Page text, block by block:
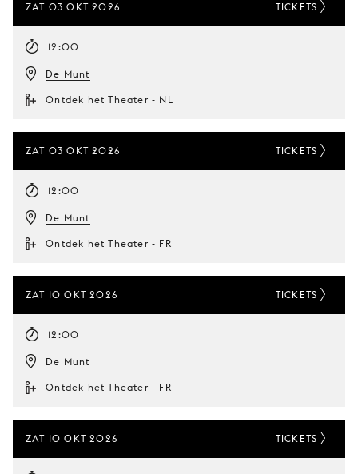
ZAT 03 OKT 2026
12:00
De Munt
Ontdek het Theater - NL
TICKETS
ZAT 03 OKT 2026
12:00
De Munt
Ontdek het Theater - FR
TICKETS
ZAT 10 OKT 2026
12:00
De Munt
Ontdek het Theater - FR
TICKETS
ZAT 10 OKT 2026 TICKETS